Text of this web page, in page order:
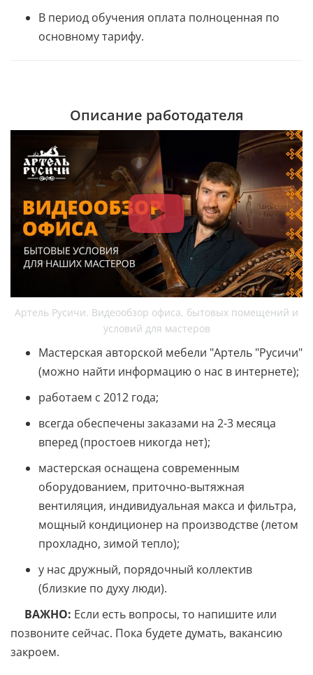
В период обучения оплата полноценная по
основному тарифу.
Описание работодателя
Артель Русичи. Видеообзор офиса, бытовых помещений и
условий для мастеров
Мастерская авторской мебели "Артель "Русичи"
(можно найти информацию о нас в интернете);
работаем с 2012 года;
всегда обеспечены заказами на 2-3 месяца
вперед (простоев никогда нет);
мастерская оснащена современным
оборудованием, приточно-вытяжная
вентиляция, индивидуальная макса и фильтра,
мощный кондиционер на производстве (летом
прохладно, зимой тепло);
у нас дружный, порядочный коллектив
(близкие по духу люди).
ВАЖНО: Если есть вопросы, то напишите или
позвоните сейчас. Пока будете думать, вакансию
закроем.